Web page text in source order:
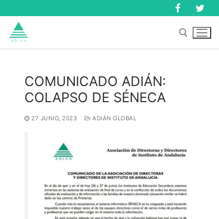
al
contenido
Buscar:
COMUNICADO ADIÁN:
COLAPSO DE SÉNECA
27 JUNIO, 2023 ADIÁN GLOBAL